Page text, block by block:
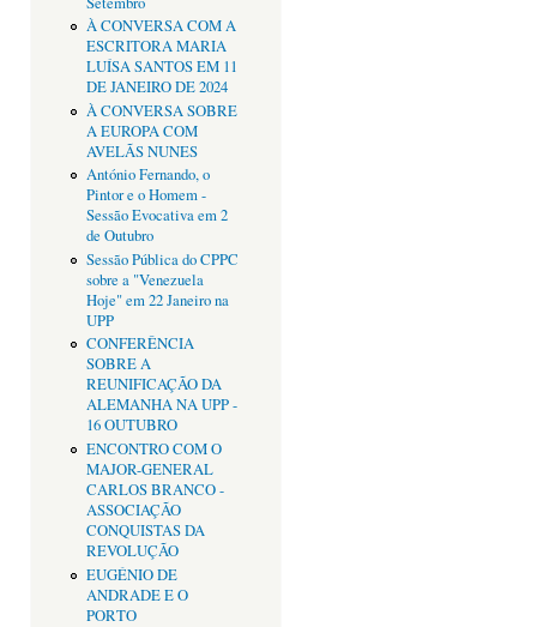
À CONVERSA COM A
ESCRITORA MARIA
LUÍSA SANTOS EM 11
DE JANEIRO DE 2024
À CONVERSA SOBRE
A EUROPA COM
AVELÃS NUNES
António Fernando, o
Pintor e o Homem -
Sessão Evocativa em 2
de Outubro
Sessão Pública do CPPC
sobre a "Venezuela
Hoje" em 22 Janeiro na
UPP
CONFERÊNCIA
SOBRE A
REUNIFICAÇÃO DA
ALEMANHA NA UPP -
16 OUTUBRO
ENCONTRO COM O
MAJOR-GENERAL
CARLOS BRANCO -
ASSOCIAÇÃO
CONQUISTAS DA
REVOLUÇÃO
EUGÉNIO DE
ANDRADE E O
PORTO